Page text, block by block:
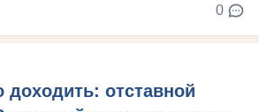
0
доходить: отставной